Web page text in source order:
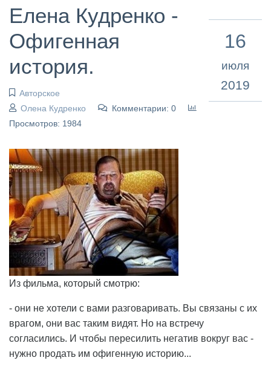
Елена Кудренко -
Офигенная
история.
Авторское
Олена Кудренко
Комментарии: 0
Просмотров: 1984
16
июля
2019
Из фильма, который смотрю:
- они не хотели с вами разговаривать. Вы связаны с их
врагом, они вас таким видят. Но на встречу
согласились. И чтобы пересилить негатив вокруг вас -
нужно продать им офигенную историю...